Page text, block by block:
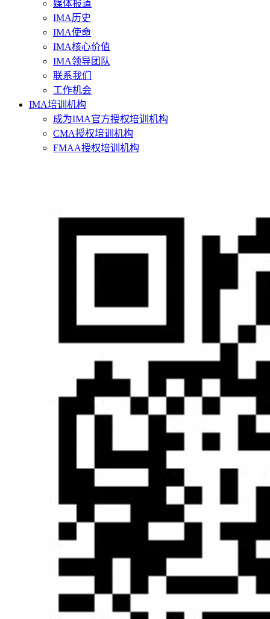
媒体报道
IMA历史
IMA使命
IMA核心价值
IMA领导团队
联系我们
工作机会
IMA培训机构
成为IMA官方授权培训机构
CMA授权培训机构
FMAA授权培训机构